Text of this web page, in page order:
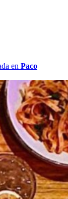
en Paco